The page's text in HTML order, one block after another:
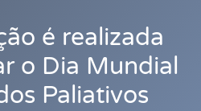
é realizada
o Dia Mundial
Paliativos